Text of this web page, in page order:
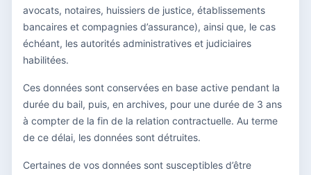
avocats, notaires, huissiers de justice, établissements
bancaires et compagnies d’assurance), ainsi que, le cas
échéant, les autorités administratives et judiciaires
habilitées.
Ces données sont conservées en base active pendant la
durée du bail, puis, en archives, pour une durée de 3 ans
à compter de la fin de la relation contractuelle. Au terme
de ce délai, les données sont détruites.
Certaines de vos données sont susceptibles d’être